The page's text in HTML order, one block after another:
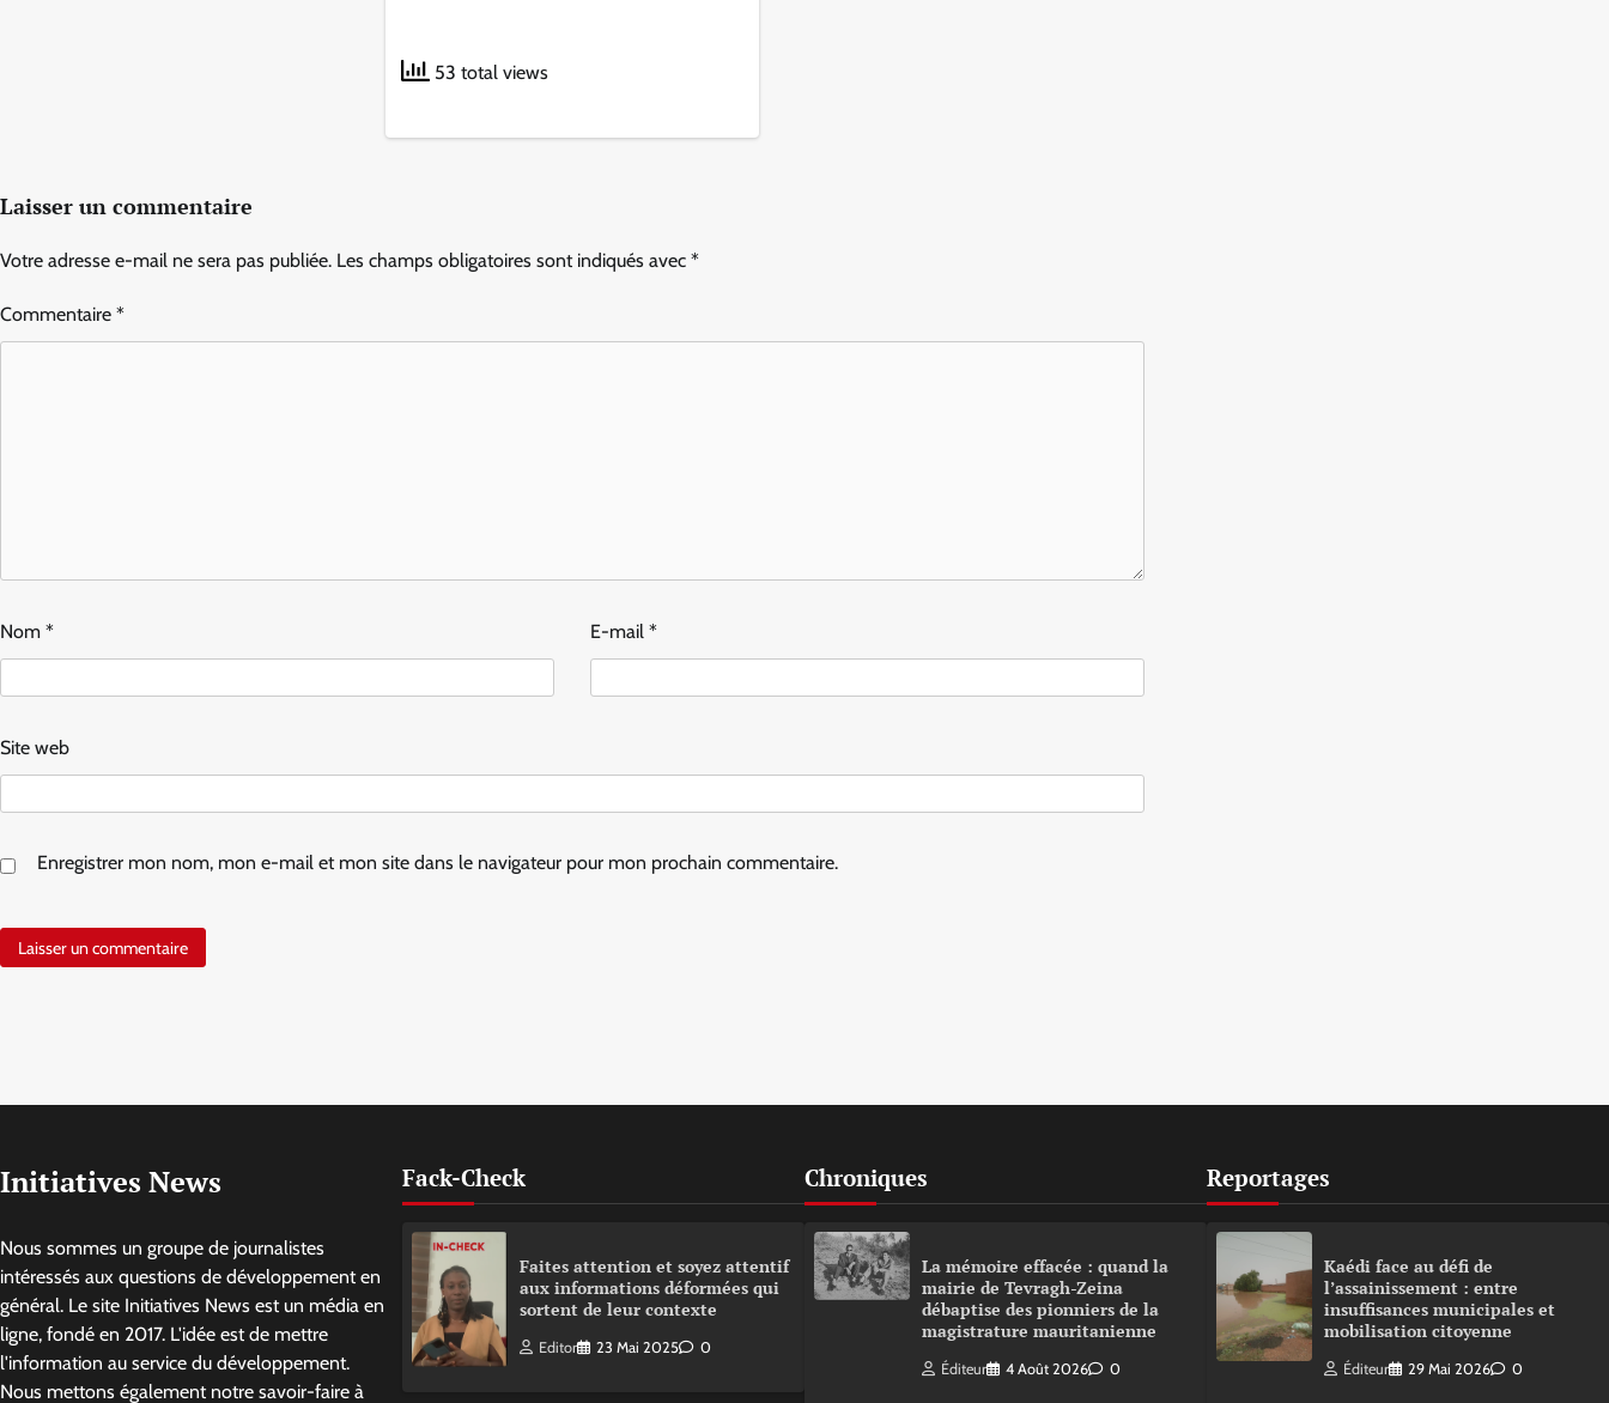
53 total views
Laisser un commentaire
Votre adresse e-mail ne sera pas publiée. Les champs obligatoires sont indiqués avec *
Commentaire *
Nom * E-mail *
Site web
Enregistrer mon nom, mon e-mail et mon site dans le navigateur pour mon prochain commentaire.
Initiatives News
Nous sommes un groupe de journalistes
intéressés aux questions de développement en
général. Le site Initiatives News est un média en
ligne, fondé en 2017. L'idée est de mettre
l'information au service du développement.
Nous mettons également notre savoir-faire à
Fack-Check
Faites attention et soyez attentif
aux informations déformées qui
sortent de leur contexte
Editor 23 Mai 2025 0
Chroniques
La mémoire effacée : quand la
mairie de Tevragh-Zeina
débaptise des pionniers de la
magistrature mauritanienne
Éditeur 4 Août 2026 0
Reportages
Kaédi face au défi de
l’assainissement : entre
insuffisances municipales et
mobilisation citoyenne
Éditeur 29 Mai 2026 0